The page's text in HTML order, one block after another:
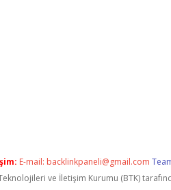
E-mail: backlinkpaneli@gmail.com
ve İletişim Kurumu (BTK)